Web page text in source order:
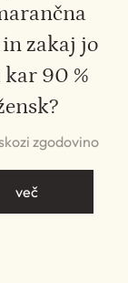
in zakaj jo
kar 90 %
zgodovino
več